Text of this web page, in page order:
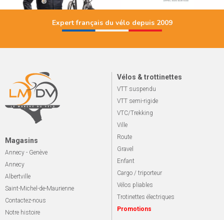
Expert français du vélo depuis 2009
Magasins
Annecy - Genève
Annecy
Albertville
Saint-Michel-de-Maurienne
Contactez-nous
Notre histoire
Vélos & trottinettes
VTT suspendu
VTT semi-rigide
VTC/Trekking
Ville
Route
Gravel
Enfant
Cargo / triporteur
Vélos pliables
Trotinettes électriques
Promotions